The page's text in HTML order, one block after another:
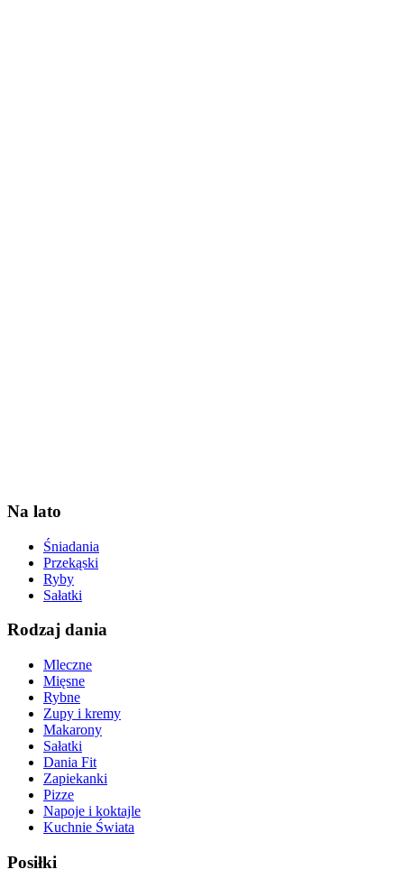
Na lato
Śniadania
Przekąski
Ryby
Sałatki
Rodzaj dania
Mleczne
Mięsne
Rybne
Zupy i kremy
Makarony
Sałatki
Dania Fit
Zapiekanki
Pizze
Napoje i koktajle
Kuchnie Świata
Posiłki